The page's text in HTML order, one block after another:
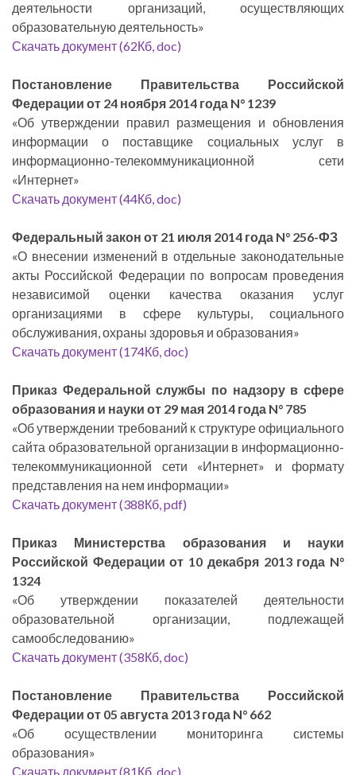
деятельности организаций, осуществляющих
образовательную деятельность»
Скачать документ (62Кб, doc)
Постановление Правительства Российской
Федерации от 24 ноября 2014 года N° 1239
«Об утверждении правил размещения и обновления
информации о поставщике социальных услуг в
информационно-телекоммуникационной сети
«Интернет»
Скачать документ (44Кб, doc)
Федеральный закон от 21 июля 2014 года N° 256-ФЗ
«О внесении изменений в отдельные законодательные
акты Российской Федерации по вопросам проведения
независимой оценки качества оказания услуг
организациями в сфере культуры, социального
обслуживания, охраны здоровья и образования»
Скачать документ (174Кб, doc)
Приказ Федеральной службы по надзору в сфере
образования и науки от 29 мая 2014 года N° 785
«Об утверждении требований к структуре официального
сайта образовательной организации в информационно-
телекоммуникационной сети «Интернет» и формату
представления на нем информации»
Скачать документ (388Кб, pdf)
Приказ Министерства образования и науки
Российской Федерации от 10 декабря 2013 года N°
1324
«Об утверждении показателей деятельности
образовательной организации, подлежащей
самообследованию»
Скачать документ (358Кб, doc)
Постановление Правительства Российской
Федерации от 05 августа 2013 года N° 662
«Об осуществлении мониторинга системы
образования»
Скачать документ (81Кб, doc)